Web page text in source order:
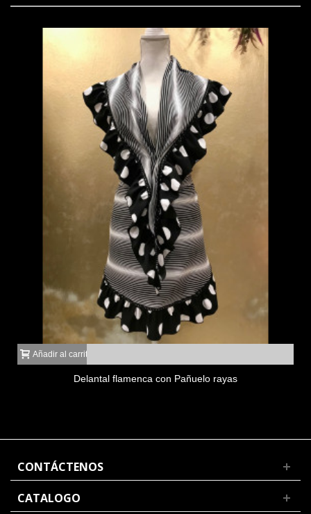
Añadir al carrito
Delantal flamenca con Pañuelo rayas
CONTÁCTENOS
CATALOGO